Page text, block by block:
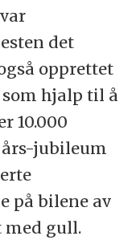
det
opprettet
hjalp til å
10.000
års-jubileum
på bilene av
med gull.